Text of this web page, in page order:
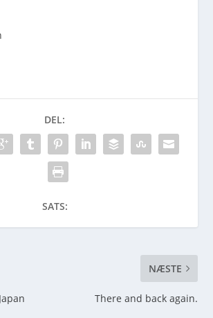
DEL:
SATS:
NÆSTE
There and back again.